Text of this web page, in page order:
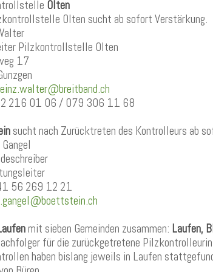
Olten
Olten sucht ab sofort Verstärkung.
Pilzkontrollstelle Olten
17
216 01 06 / 079 306 11 68
sucht nach Zurücktreten des Kontrolleurs ab
56 269 12 21
mit sieben Gemeinden zusammen: Laufen,
für die zurückgetretene
haben bislang jeweils in Laufen